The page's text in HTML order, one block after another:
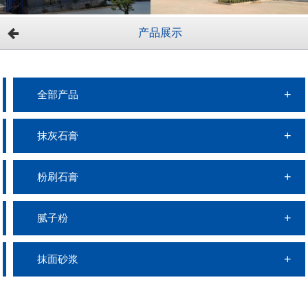
产品展示
全部产品
抹灰石膏
粉刷石膏
腻子粉
抹面砂浆